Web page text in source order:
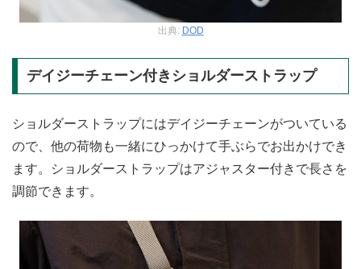
出典: DOD
デイジーチェーン付きショルダーストラップ
ショルダーストラップにはデイジーチェーンがついている
ので、他の荷物も一緒にひっかけて手ぶらでお出かけでき
ます。ショルダーストラップはアジャスター付きで長さを
調節できます。